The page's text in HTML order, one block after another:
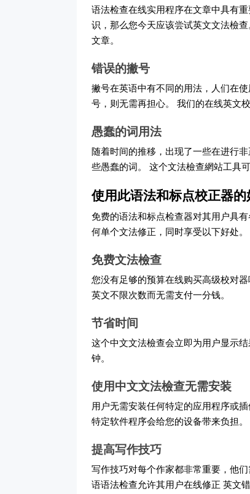
语法检查在线实用程序在文章中具有
识，那么您今天应该尝试英文文法檢
文章。
错误的撇号
撇号在英语中有不同的用法，人们在
号，则无需再担心。 我们的在线英文
愚蠢的词用法
随着时间的推移，出现了一些在进行
些愚蠢的词。 这个文法檢查網站工具
使用此语法和标点校正器的
免费的语法和标点检查器对其用户具
何单个文法修正，同时享受以下好处。
免费文法檢查
您没有足够的预算在线购买高级校对
英文不限次数而无需支付一分钱。
节省时间
这个中文文法檢查会立即为用户显示
钟。
使用中文文法檢查无需安装
用户无需安装任何特定的应用程序或
特定软件程序会给您的设备带来负担。
提高写作技巧
写作技巧对每个作家都非常重要，他
语语法检查允许其用户在线修正 英文